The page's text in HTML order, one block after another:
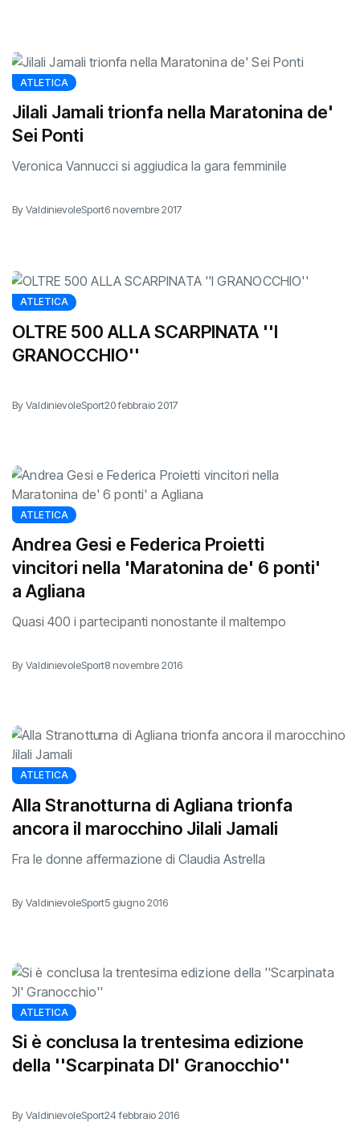
ATLETICA
Jilali Jamali trionfa nella Maratonina de'
Sei Ponti
Veronica Vannucci si aggiudica la gara femminile
By ValdinievoleSport6 novembre 2017
ATLETICA
OLTRE 500 ALLA SCARPINATA ''I
GRANOCCHIO''
By ValdinievoleSport20 febbraio 2017
ATLETICA
Andrea Gesi e Federica Proietti
vincitori nella 'Maratonina de' 6 ponti'
a Agliana
Quasi 400 i partecipanti nonostante il maltempo
By ValdinievoleSport8 novembre 2016
ATLETICA
Alla Stranotturna di Agliana trionfa
ancora il marocchino Jilali Jamali
Fra le donne affermazione di Claudia Astrella
By ValdinievoleSport5 giugno 2016
ATLETICA
Si è conclusa la trentesima edizione
della ''Scarpinata DI' Granocchio''
By ValdinievoleSport24 febbraio 2016